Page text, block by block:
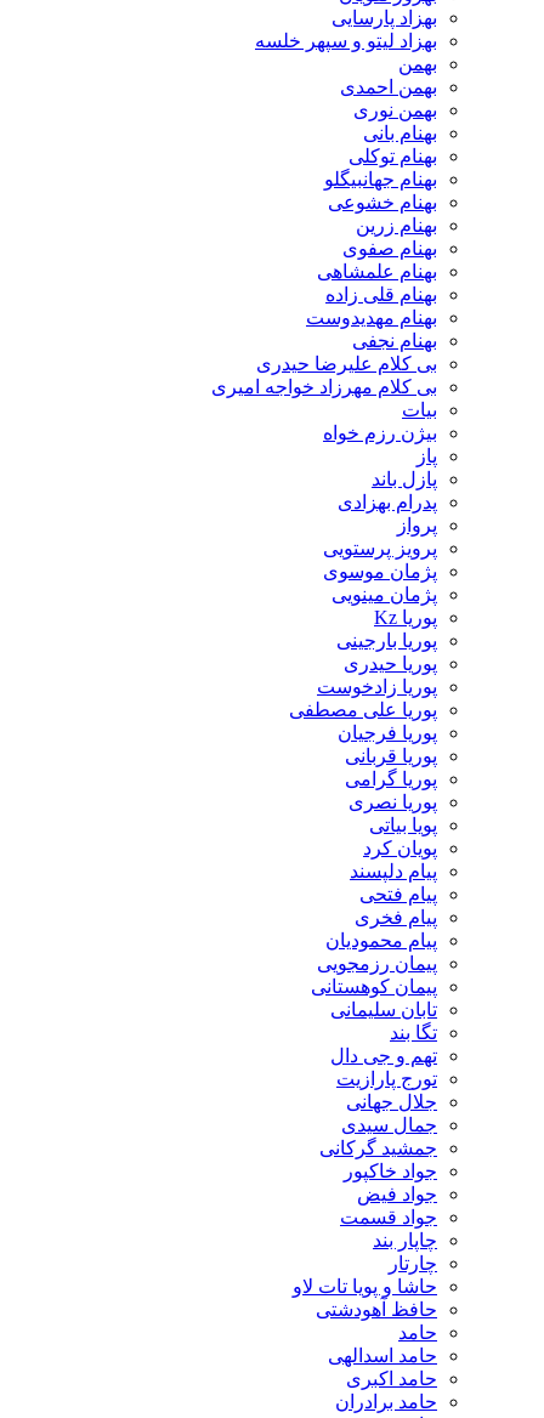
بهزاد پارسایی
بهزاد لیتو و سپهر خلسه
بهمن
بهمن احمدی
بهمن نوری
بهنام بانی
بهنام توکلی
بهنام جهانبیگلو
بهنام خشوعی
بهنام زرین
بهنام صفوی
بهنام علمشاهی
بهنام قلی زاده
بهنام مهدیدوست
بهنام نجفی
بی کلام علیرضا حیدری
بی کلام مهرزاد خواجه امیری
بیات
بیژن رزم خواه
پاز
پازل باند
پدرام بهزادی
پرواز
پرویز پرستویی
پژمان موسوی
پژمان مینویی
پوریا Kz
پوریا بارجینی
پوریا حیدری
پوریا زادخوست
پوریا علی مصطفی
پوریا فرجیان
پوریا قربانی
پوریا گرامی
پوریا نصری
پویا بیاتی
پویان کرد
پیام دلپسند
پیام فتحی
پیام فخری
پیام محمودیان
پیمان رزمجویی
پیمان کوهستانی
تابان سلیمانی
تگا بند
تهم و جی دال
تورج پارازیت
جلال جهانی
جمال سیدی
جمشید گرکانی
جواد خاکپور
جواد فیض
جواد قسمت
چاپار بند
چارتار
حاشا و پویا تات لاو
حافظ آهودشتی
حامد
حامد اسدالهی
حامد اکبری
حامد برادران